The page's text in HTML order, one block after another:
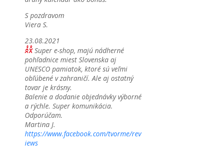
S pozdravom
Viera S.
23.08.2021
Super e-shop, majú nádherné
pohľadnice miest Slovenska aj
UNESCO pamiatok, ktoré sú veľmi
obľúbené v zahraničí. Ale aj ostatný
tovar je krásny.
Balenie a dodanie objednávky výborné
a rýchle. Super komunikácia.
Odporúčam.
Martina J.
https://www.facebook.com/tvorme/rev
iews